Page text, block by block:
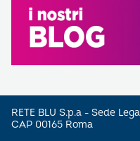
RETE BLU S.p.a - Sede
CAP 00165 Roma